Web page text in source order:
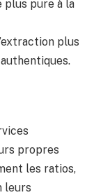
plus pure à la
plus
propres
les ratios,
leurs